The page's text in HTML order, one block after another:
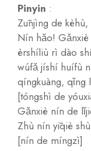
Pinyin :
Zūnjìng de kèhù,
Nín hǎo!
èrshíliù rì dào
wúfǎ jíshí huífù
qíngkuàng, qǐng
[tóngshì de
Gǎnxiè nín de
Zhù nín yīqiè
[nín de míngzì]